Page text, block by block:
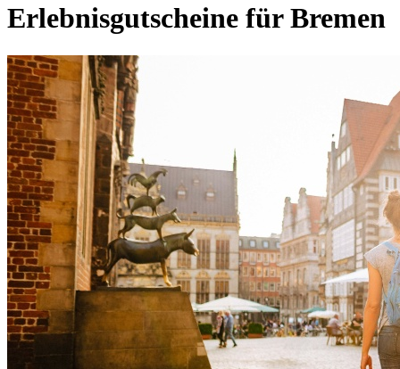
Erlebnisgutscheine für Bremen